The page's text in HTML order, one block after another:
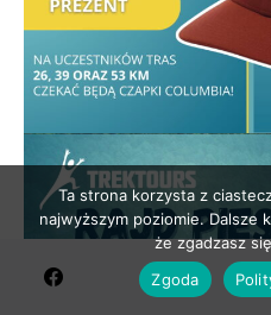
Ta strona korzysta z
najwyższym poziomie. Dalsze
że zgadzasz
Zgoda